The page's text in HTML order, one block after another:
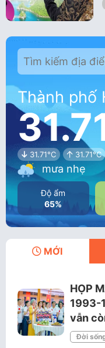
Thành phố
31.71°C 31.71°C
mưa nhẹ
Độ ẩm
65%
MỚI
HỌP
1993-
vẫn
Đời